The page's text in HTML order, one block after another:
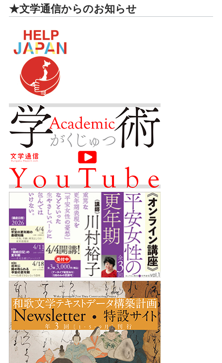
★文学通信からのお知らせ